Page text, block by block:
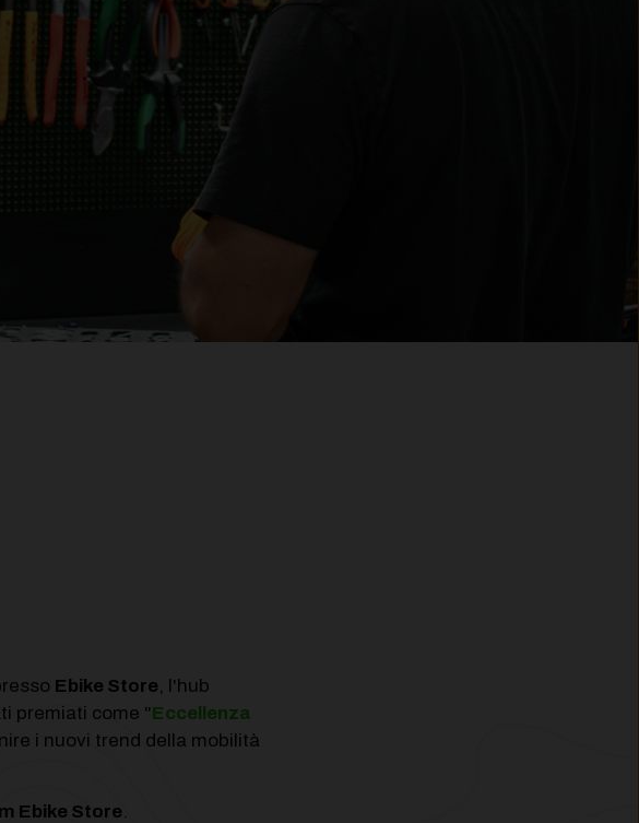
Ebike Store, l'hub
premiati come "Eccellenza
i nuovi trend della mobilità
Ebike Store.